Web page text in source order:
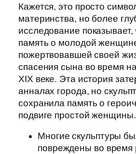
Кажется, это просто
материнства, но более
исследование показывает,
память о молодой
пожертвовавшей своей
спасения сына во время
XIX веке. Эта история
анналах города, но
сохранила память о
подвиге простой женщины.
Многие скульптуры
повреждены во время